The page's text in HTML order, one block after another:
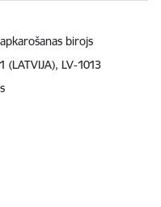
birojs
(LATVIJA), LV-1013